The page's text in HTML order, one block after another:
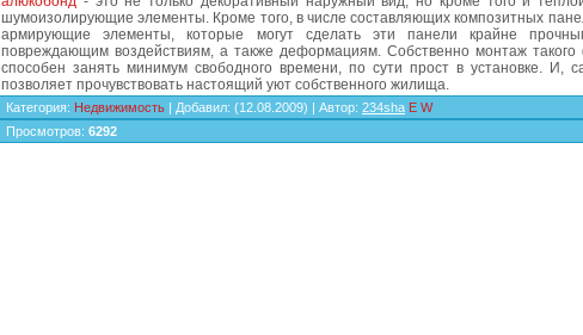
шумоизолирующие элементы. Кроме того, в числе составляющих композитных
армирующие элементы, которые могут сделать эти панели крайне
повреждающим воздействиям, а также деформациям. Собственно монтаж такого
способен занять минимум свободного времени, по сути прост в установке. И,
позволяет прочувствовать настоящий уют собственного жилища.
Категория: Недвижимость | Добавил: (12.08.2009) | Автор: 234sha E W
Просмотров: 6292